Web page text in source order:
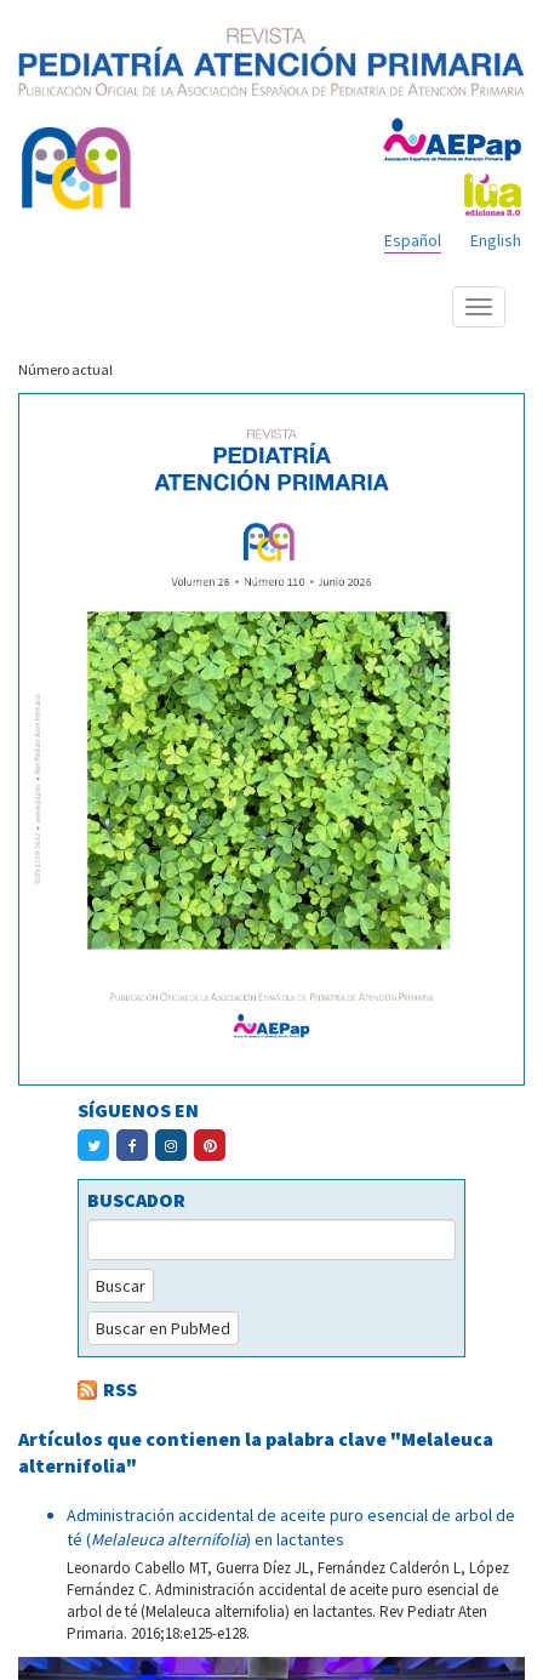
English
Español
Mostrar
menú
Número actual
SÍGUENOS EN
BUSCADOR
Buscar
Buscar en PubMed
RSS
Artículos que contienen la palabra clave "Melaleuca
alternifolia"
Administración accidental de aceite puro esencial de arbol de
té (Melaleuca alternifolia) en lactantes
Leonardo Cabello MT, Guerra Díez JL, Fernández Calderón L, López
Fernández C. Administración accidental de aceite puro esencial de
arbol de té (Melaleuca alternifolia) en lactantes. Rev Pediatr Aten
Primaria. 2016;18:e125-e128.